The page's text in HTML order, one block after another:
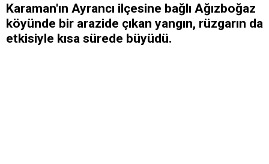
Karaman'ın Ayrancı ilçesine bağlı Ağızboğaz
köyünde bir arazide çıkan yangın, rüzgarın da
etkisiyle kısa sürede büyüdü.